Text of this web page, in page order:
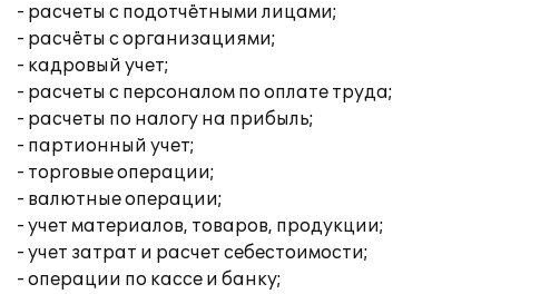
- расчеты с подотчётными лицами;
- расчёты с организациями;
- кадровый учет;
- расчеты с персоналом по оплате труда;
- расчеты по налогу на прибыль;
- партионный учет;
- торговые операции;
- валютные операции;
- учет материалов, товаров, продукции;
- учет затрат и расчет себестоимости;
- операции по кассе и банку;